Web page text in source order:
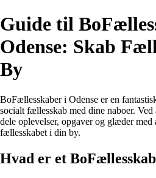
Guide til
Odense: Skab
By
BoFællesskaber i Odense er en
socialt fællesskab med dine naboer.
dele oplevelser, opgaver og glæder med
fællesskabet i din by.
Hvad er et